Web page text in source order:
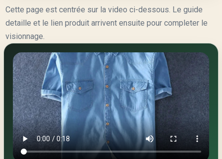
Cette page est centrée sur la video ci-dessous. Le guide
detaille et le lien produit arrivent ensuite pour completer le
visionnage.
Video
principale
de
la